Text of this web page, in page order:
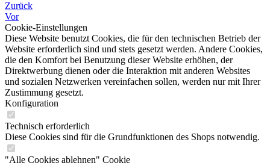
Zurück
Vor
Cookie-Einstellungen
Diese Website benutzt Cookies, die für den technischen Betrieb der
Website erforderlich sind und stets gesetzt werden. Andere Cookies,
die den Komfort bei Benutzung dieser Website erhöhen, der
Direktwerbung dienen oder die Interaktion mit anderen Websites
und sozialen Netzwerken vereinfachen sollen, werden nur mit Ihrer
Zustimmung gesetzt.
Konfiguration
Technisch erforderlich
Diese Cookies sind für die Grundfunktionen des Shops notwendig.
"Alle Cookies ablehnen" Cookie